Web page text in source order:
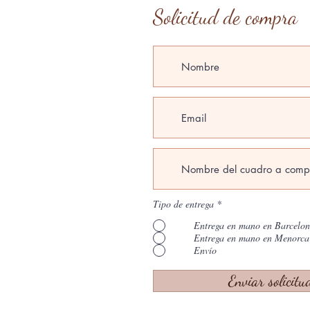
Solicitud de compra
Tipo de entrega *
Entrega en mano en
Entrega en mano en Menorca
Envío
Enviar